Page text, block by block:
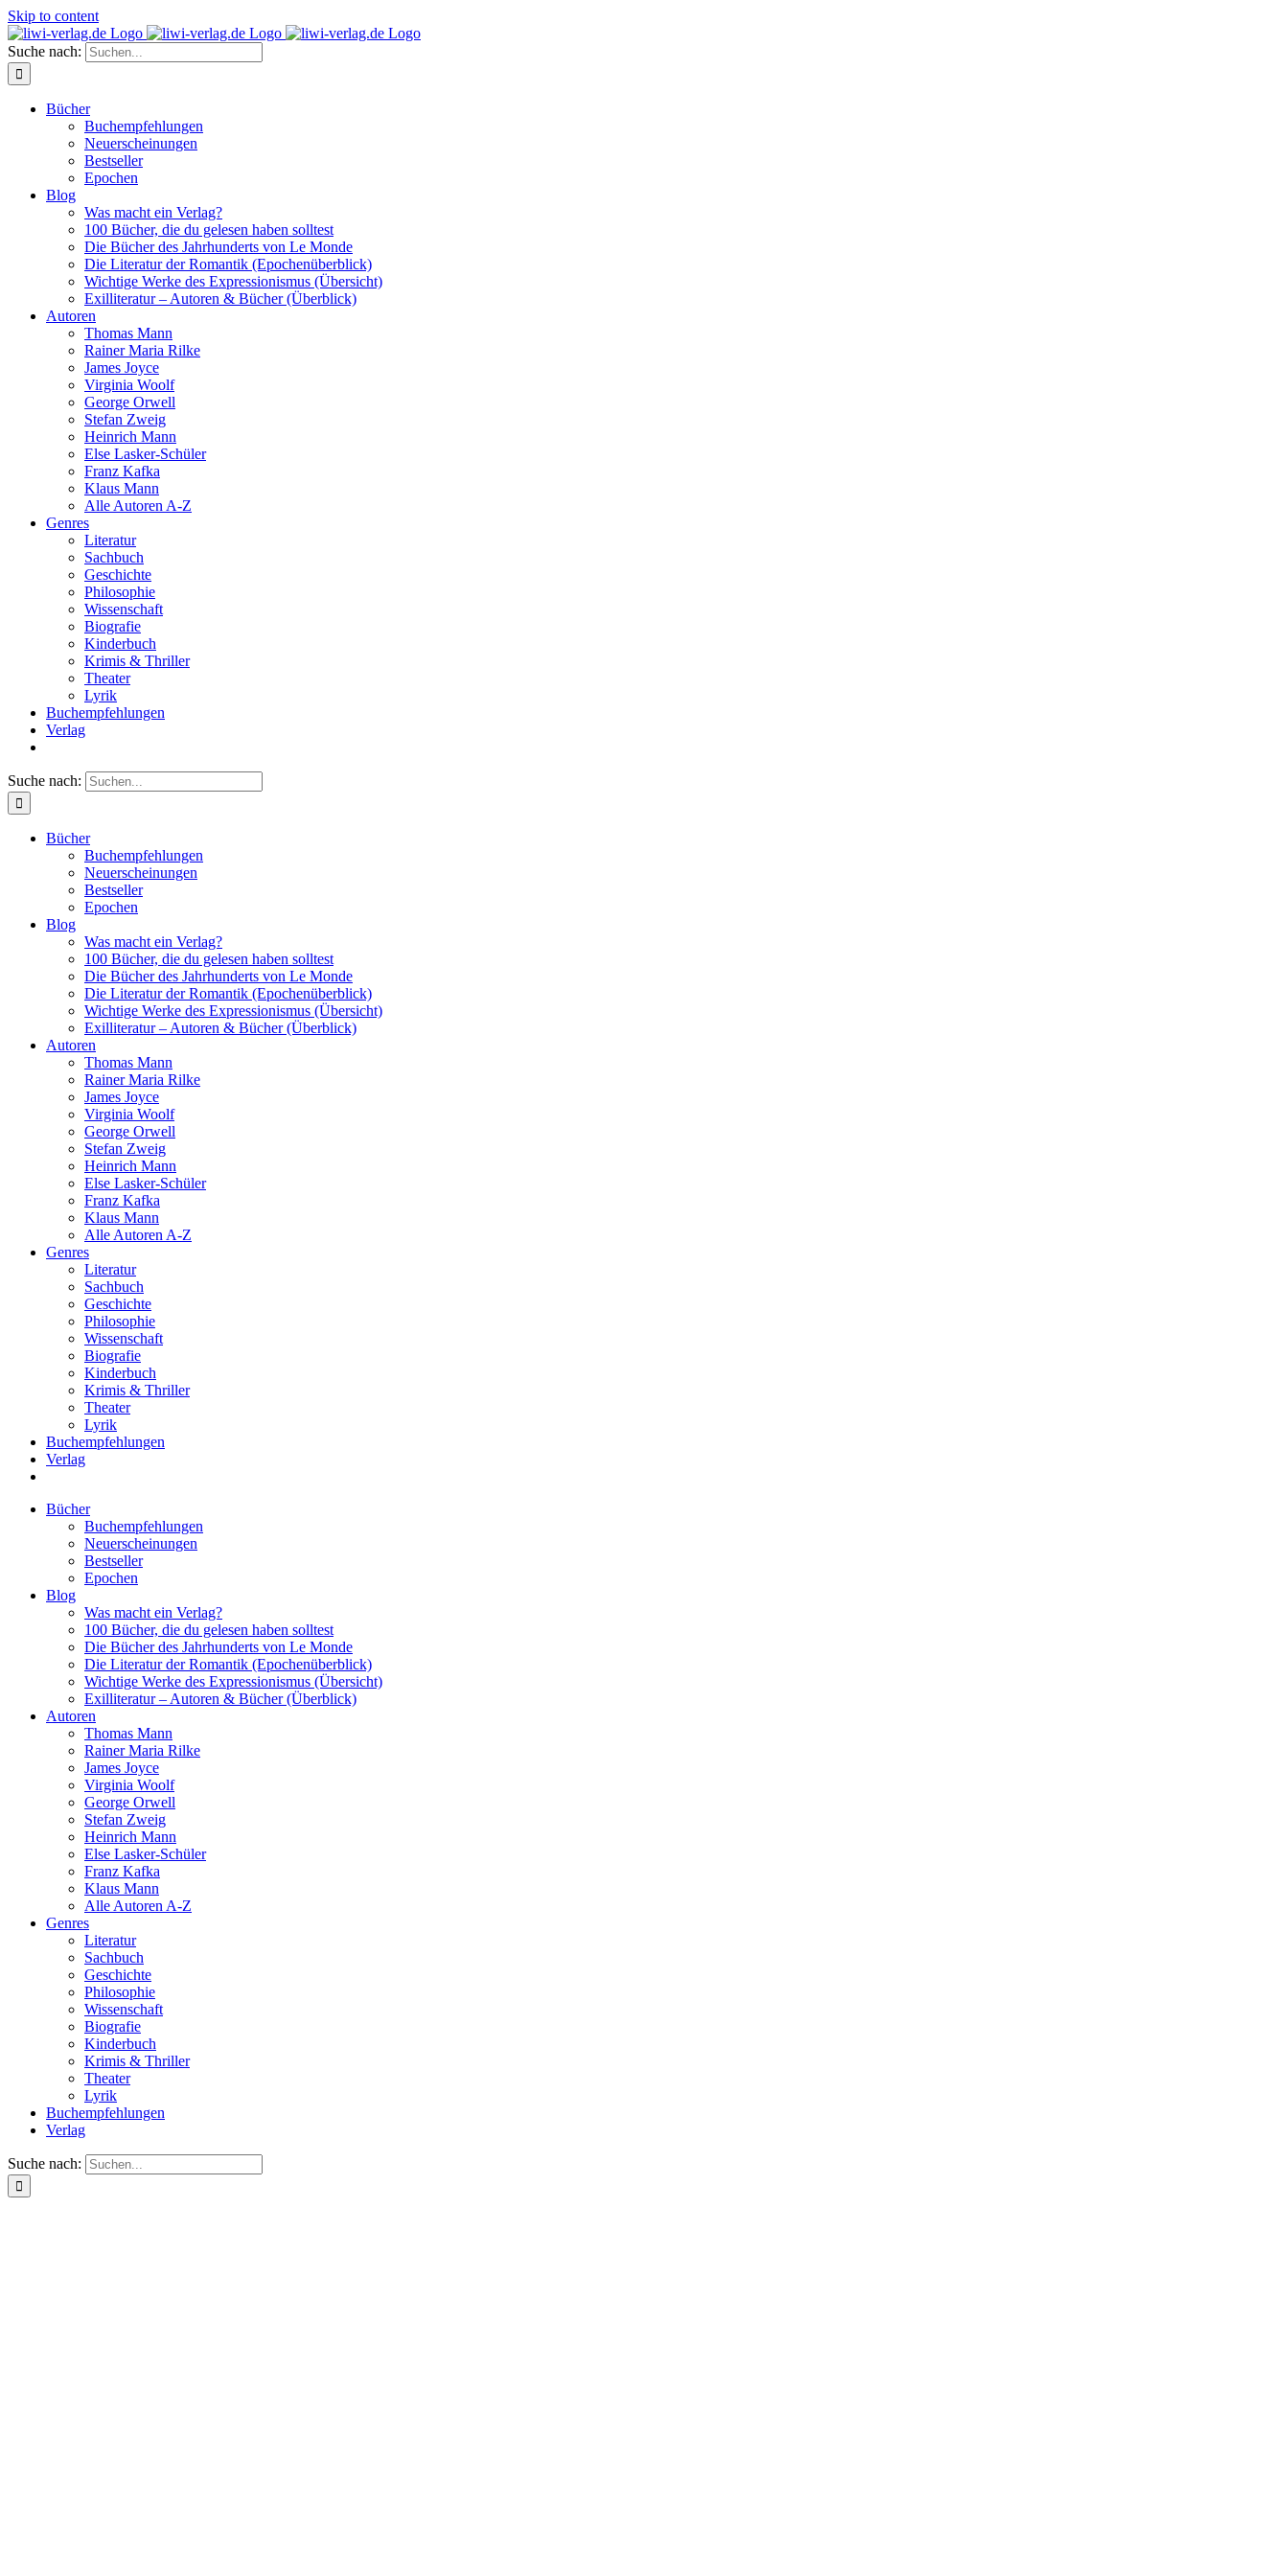
Skip to content
Suche nach:
Bücher
Buchempfehlungen
Neuerscheinungen
Bestseller
Epochen
Blog
Was macht ein Verlag?
100 Bücher, die du gelesen haben solltest
Die Bücher des Jahrhunderts von Le Monde
Die Literatur der Romantik (Epochenüberblick)
Wichtige Werke des Expressionismus (Übersicht)
Exilliteratur – Autoren & Bücher (Überblick)
Autoren
Thomas Mann
Rainer Maria Rilke
James Joyce
Virginia Woolf
George Orwell
Stefan Zweig
Heinrich Mann
Else Lasker-Schüler
Franz Kafka
Klaus Mann
Alle Autoren A-Z
Genres
Literatur
Sachbuch
Geschichte
Philosophie
Wissenschaft
Biografie
Kinderbuch
Krimis & Thriller
Theater
Lyrik
Buchempfehlungen
Verlag
Suche nach:
Bücher
Buchempfehlungen
Neuerscheinungen
Bestseller
Epochen
Blog
Was macht ein Verlag?
100 Bücher, die du gelesen haben solltest
Die Bücher des Jahrhunderts von Le Monde
Die Literatur der Romantik (Epochenüberblick)
Wichtige Werke des Expressionismus (Übersicht)
Exilliteratur – Autoren & Bücher (Überblick)
Autoren
Thomas Mann
Rainer Maria Rilke
James Joyce
Virginia Woolf
George Orwell
Stefan Zweig
Heinrich Mann
Else Lasker-Schüler
Franz Kafka
Klaus Mann
Alle Autoren A-Z
Genres
Literatur
Sachbuch
Geschichte
Philosophie
Wissenschaft
Biografie
Kinderbuch
Krimis & Thriller
Theater
Lyrik
Buchempfehlungen
Verlag
Bücher
Buchempfehlungen
Neuerscheinungen
Bestseller
Epochen
Blog
Was macht ein Verlag?
100 Bücher, die du gelesen haben solltest
Die Bücher des Jahrhunderts von Le Monde
Die Literatur der Romantik (Epochenüberblick)
Wichtige Werke des Expressionismus (Übersicht)
Exilliteratur – Autoren & Bücher (Überblick)
Autoren
Thomas Mann
Rainer Maria Rilke
James Joyce
Virginia Woolf
George Orwell
Stefan Zweig
Heinrich Mann
Else Lasker-Schüler
Franz Kafka
Klaus Mann
Alle Autoren A-Z
Genres
Literatur
Sachbuch
Geschichte
Philosophie
Wissenschaft
Biografie
Kinderbuch
Krimis & Thriller
Theater
Lyrik
Buchempfehlungen
Verlag
Suche nach: